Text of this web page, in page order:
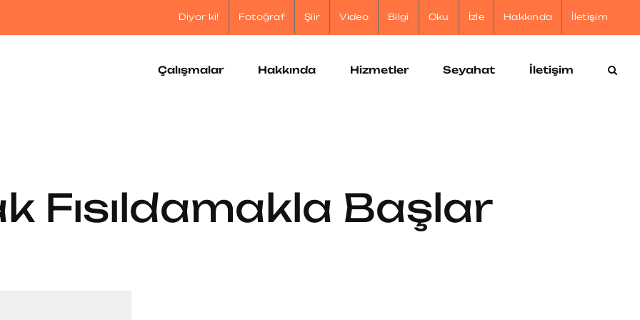
Diyor ki! Fotoğraf Şiir Video Bilgi Oku İzle Hakkında İletişim
Çalışmalar Hakkında Hizmetler Seyahat İletişim
Fısıldamakla Başlar